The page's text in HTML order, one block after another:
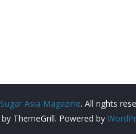
Sugar Asia Magazine. All rights
by ThemeGrill. Powered by